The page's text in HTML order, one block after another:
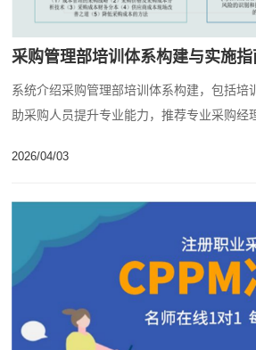
采购管理部培训体系构建与实施指
系统介绍采购管理部培训体系构建，包括培
助采购人员提升专业能力，推荐专业采购经
2026/04/03